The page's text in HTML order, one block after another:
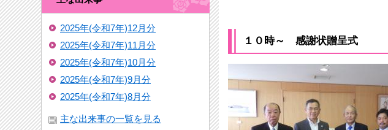
2025年(令和7年)12月分
2025年(令和7年)11月分
2025年(令和7年)10月分
2025年(令和7年)9月分
2025年(令和7年)8月分
主な出来事の一覧を見る
１０時～ 感謝状贈呈式